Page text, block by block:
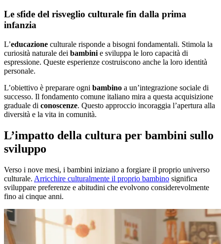
Le sfide del risveglio culturale fin dalla prima
infanzia
L’educazione culturale risponde a bisogni fondamentali. Stimola la
curiosità naturale dei bambini e sviluppa le loro capacità di
espressione. Queste esperienze costruiscono anche la loro identità
personale.
L’obiettivo è preparare ogni bambino a un’integrazione sociale di
successo. Il fondamento comune italiano mira a questa acquisizione
graduale di conoscenze. Questo approccio incoraggia l’apertura alla
diversità e la vita in comunità.
L’impatto della cultura per bambini sullo
sviluppo
Verso i nove mesi, i bambini iniziano a forgiare il proprio universo
culturale. Arricchire culturalmente il proprio bambino significa
sviluppare preferenze e abitudini che evolvono considerevolmente
fino ai cinque anni.